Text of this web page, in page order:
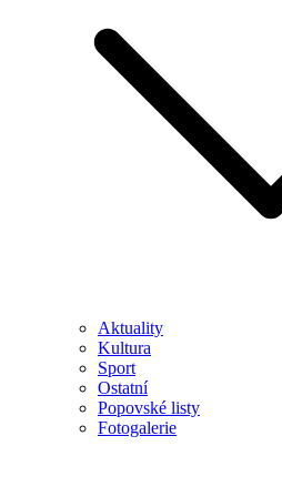
Aktuality
Kultura
Sport
Ostatní
Popovské listy
Fotogalerie